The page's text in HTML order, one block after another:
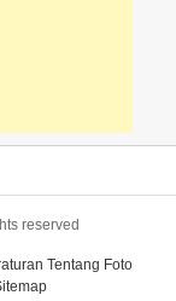
reserved
Tentang Foto